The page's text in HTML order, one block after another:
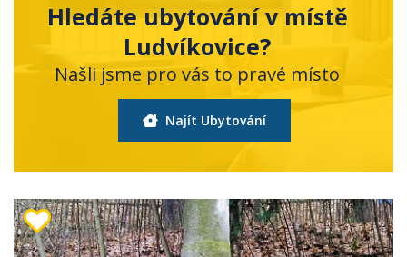
Hledáte ubytování v místě
Ludvíkovice?
Našli jsme pro vás to pravé místo
Najít Ubytování